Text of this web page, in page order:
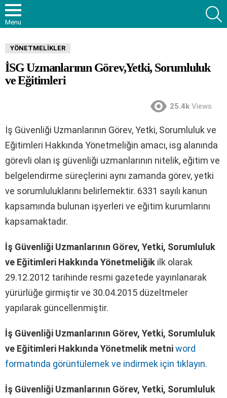
Menu
YÖNETMELIKLER
İSG Uzmanlarının Görev,Yetki, Sorumluluk
ve Eğitimleri
25.4k Views
İş Güvenliği Uzmanlarının Görev, Yetki, Sorumluluk ve
Eğitimleri Hakkında Yönetmeliğin amacı, isg alanında
görevli olan iş güvenliği uzmanlarının nitelik, eğitim ve
belgelendirme süreçlerini aynı zamanda görev, yetki
ve sorumluluklarını belirlemektir. 6331 sayılı kanun
kapsamında bulunan işyerleri ve eğitim kurumlarını
kapsamaktadır.
İş Güvenliği Uzmanlarının Görev, Yetki, Sorumluluk
ve Eğitimleri Hakkında Yönetmeliğik ilk olarak
29.12.2012 tarihinde resmi gazetede yayınlanarak
yürürlüğe girmiştir ve 30.04.2015 düzeltmeler
yapılarak güncellenmiştir.
İş Güvenliği Uzmanlarının Görev, Yetki, Sorumluluk
ve Eğitimleri Hakkında Yönetmelik metniword
formatında görüntülemek ve indirmek için tıklayın.
İş Güvenliği Uzmanlarının Görev, Yetki, Sorumluluk